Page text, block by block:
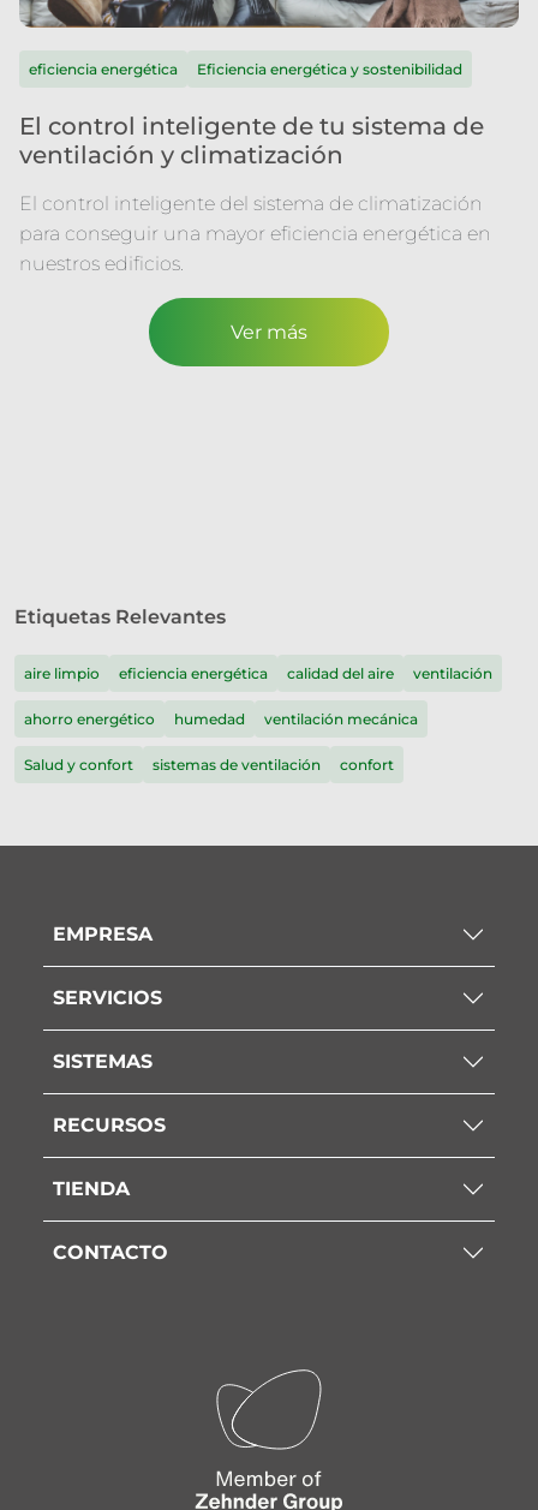
eficiencia energética Eficiencia energética y sostenibilidad
El control inteligente de tu sistema de
ventilación y climatización
El control inteligente del sistema de climatización
para conseguir una mayor eficiencia energética en
nuestros edificios.
Ver más
Etiquetas Relevantes
aire limpio eficiencia energética calidad del aire ventilación
ahorro energético humedad ventilación mecánica
Salud y confort sistemas de ventilación confort
EMPRESA
SERVICIOS
SISTEMAS
RECURSOS
TIENDA
CONTACTO